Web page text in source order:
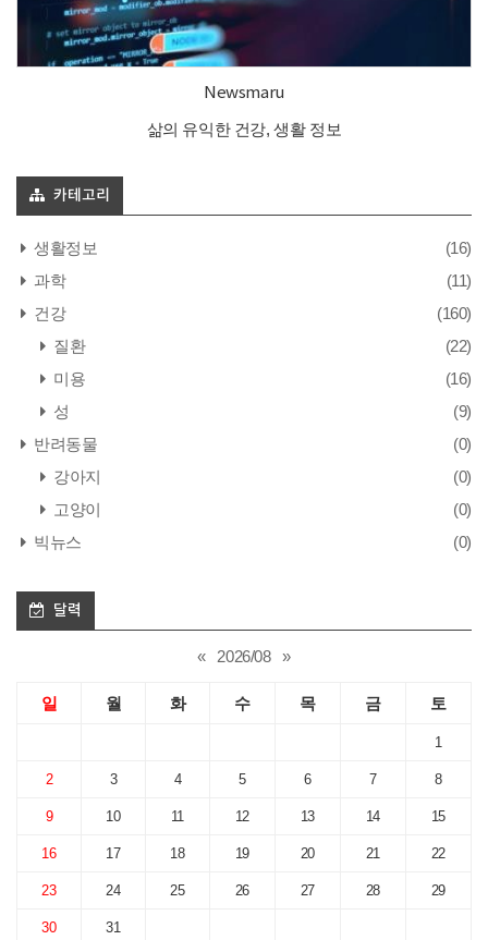
Newsmaru
삶의 유익한 건강, 생활 정보
카테고리
생활정보
(16)
과학
(11)
건강
(160)
질환
(22)
미용
(16)
성
(9)
반려동물
(0)
강아지
(0)
고양이
(0)
빅뉴스
(0)
달력
« 2026/08 »
일 월 화 수 목 금 토
1
2 3 4 5 6 7 8
9 10 11 12 13 14 15
16 17 18 19 20 21 22
23 24 25 26 27 28 29
30 31